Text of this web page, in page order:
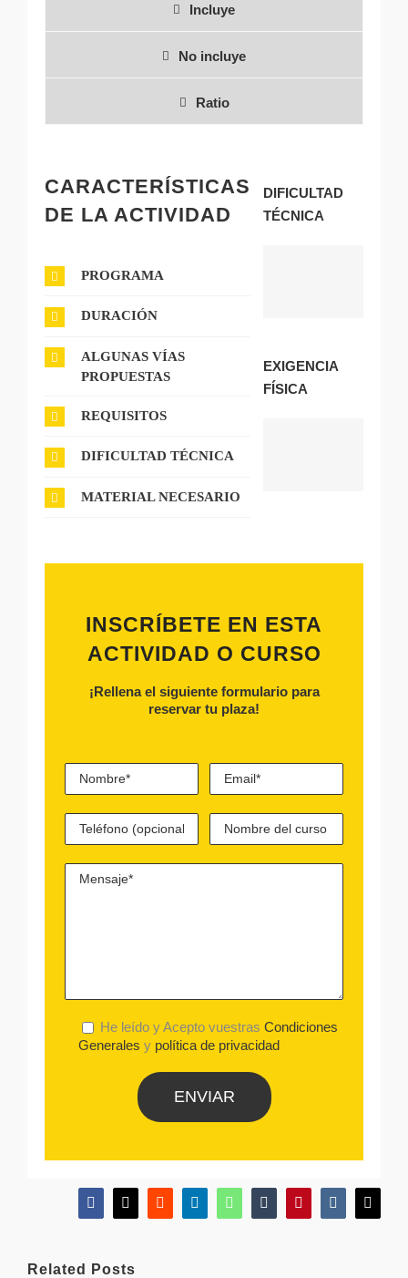
Incluye
No incluye
Ratio
CARACTERÍSTICAS
DE LA ACTIVIDAD
PROGRAMA
DURACIÓN
ALGUNAS VÍAS
PROPUESTAS
REQUISITOS
DIFICULTAD TÉCNICA
MATERIAL NECESARIO
DIFICULTAD
TÉCNICA
EXIGENCIA
FÍSICA
INSCRÍBETE EN ESTA
ACTIVIDAD O CURSO
¡Rellena el siguiente formulario para
reservar tu plaza!
He leído y Acepto vuestrasCondiciones
Generales y política de privacidad
Facebook
X RedditLinkedInWhatsAppTumblrPinterestVk Email
Related Posts